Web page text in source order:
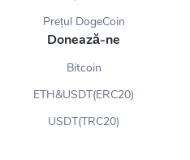
Prețul DogeCoin
Donează-ne
Bitcoin
ETH&USDT(ERC20)
USDT(TRC20)